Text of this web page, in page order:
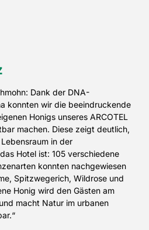
Dank der DNA-
konnten wir die beeindruckende
Honigs unseres ARCOTEL
machen. Diese zeigt deutlich,
in der
Hotel ist: 105 verschiedene
konnten nachgewiesen
Spitzwegerich, Wildrose und
Honig wird den Gästen am
macht Natur im urbanen